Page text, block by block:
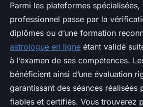
Parmi les plateformes spécialisées,
professionnel passe par la
diplômes ou d’une formation
astrologue en ligne étant validé
à l’examen de ses compétences.
bénéficient ainsi d’une évaluation
garantissant des séances réalisées
fiables et certifiés. Vous trouverez